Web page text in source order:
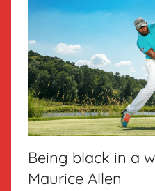
Being black in a
Maurice Allen